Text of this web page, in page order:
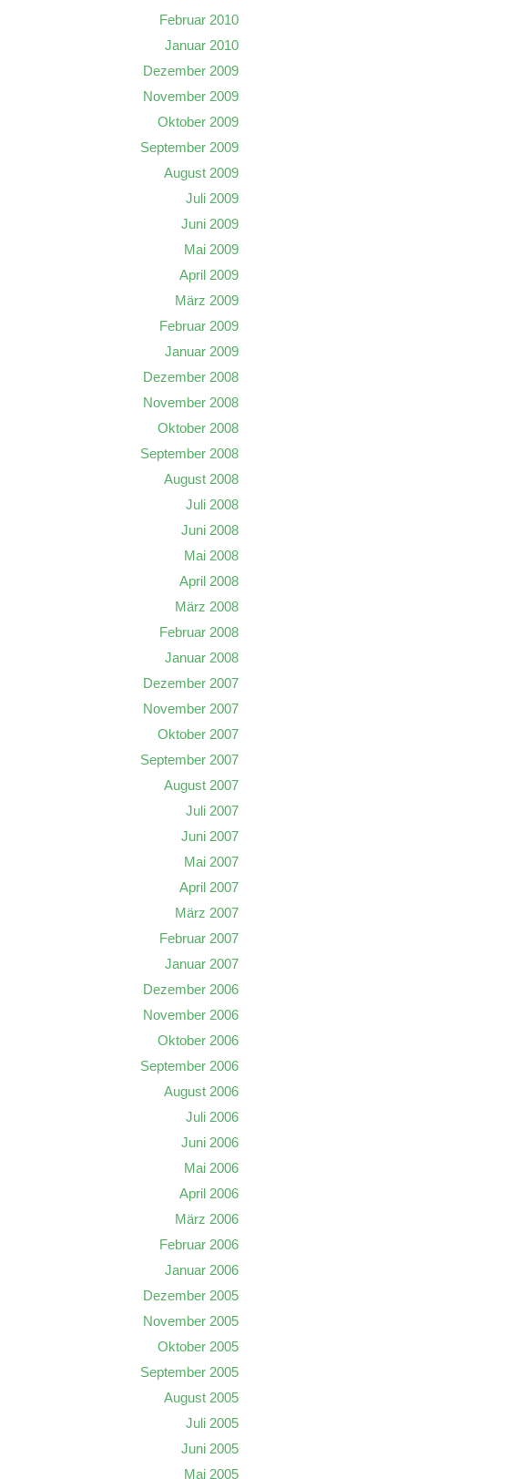
Februar 2010
Januar 2010
Dezember 2009
November 2009
Oktober 2009
September 2009
August 2009
Juli 2009
Juni 2009
Mai 2009
April 2009
März 2009
Februar 2009
Januar 2009
Dezember 2008
November 2008
Oktober 2008
September 2008
August 2008
Juli 2008
Juni 2008
Mai 2008
April 2008
März 2008
Februar 2008
Januar 2008
Dezember 2007
November 2007
Oktober 2007
September 2007
August 2007
Juli 2007
Juni 2007
Mai 2007
April 2007
März 2007
Februar 2007
Januar 2007
Dezember 2006
November 2006
Oktober 2006
September 2006
August 2006
Juli 2006
Juni 2006
Mai 2006
April 2006
März 2006
Februar 2006
Januar 2006
Dezember 2005
November 2005
Oktober 2005
September 2005
August 2005
Juli 2005
Juni 2005
Mai 2005